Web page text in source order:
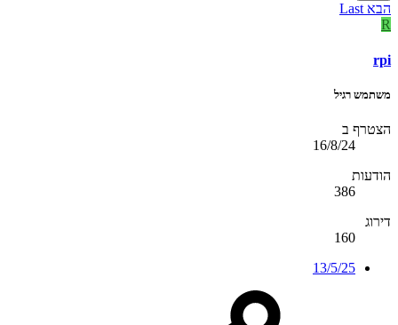
הבא Last
R
rpi
משתמש רגיל
הצטרף ב
16/8/24
הודעות
386
דירוג
160
13/5/25